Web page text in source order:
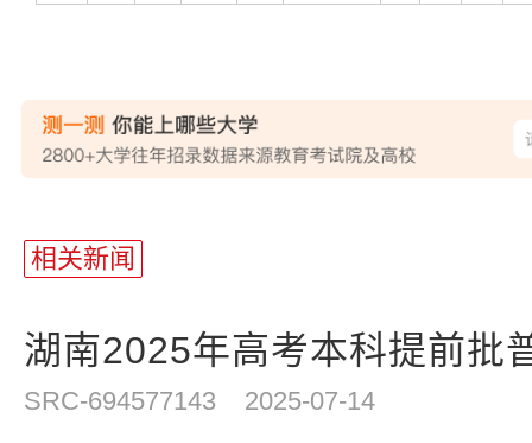
相关新闻
湖南2025年高考本科提前批
SRC-694577143 2025-07-14